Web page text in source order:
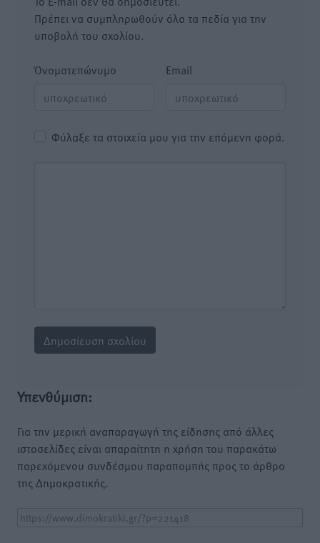
Πρέπει να συμπληρωθούν όλα τα πεδία για την
υποβολή του σχολίου.
Όνοματεπώνυμο Email
Φύλαξε τα στοιχεία μου για την επόμενη φορά.
Υπενθύμιση:
Για την μερική αναπαραγωγή της είδησης από άλλες
ιστοσελίδες είναι απαραίτητη η χρήση του παρακάτω
παρεχόμενου συνδέσμου παραπομπής προς το άρθρο
της Δημοκρατικής.